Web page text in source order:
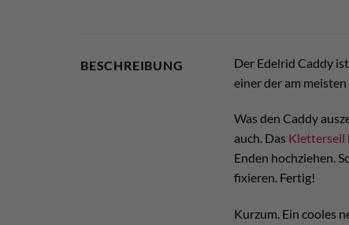
BESCHREIBUNG
Der Edelrid Caddy
einer der am
Was den Caddy
auch. Das Kletterseil
Enden hochziehen.
fixieren. Fertig!
Kurzum. Ein cooles